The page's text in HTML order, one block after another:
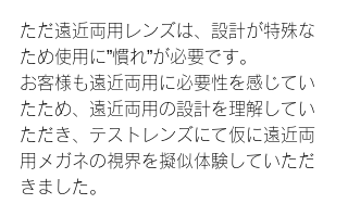
ただ遠近両用レンズは、設計が特殊な
ため使用に”慣れ”が必要です。
お客様も遠近両用に必要性を感じてい
たため、遠近両用の設計を理解してい
ただき、テストレンズにて仮に遠近両
用メガネの視界を擬似体験していただ
きました。